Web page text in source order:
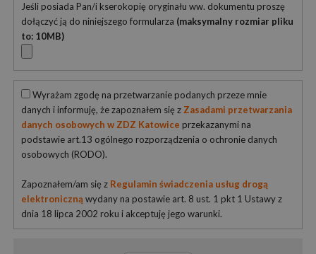
Jeśli posiada Pan/i kserokopię oryginału ww. dokumentu proszę
dołączyć ją do niniejszego formularza (maksymalny rozmiar pliku
to: 10MB)
Wyrażam zgodę na przetwarzanie podanych przeze mnie
danych i informuję, że zapoznałem się zZasadami przetwarzania
danych osobowych w ZDZ Katowice przekazanymi na
podstawie art.13 ogólnego rozporządzenia o ochronie danych
osobowych (RODO).
Zapoznałem/am się z Regulamin świadczenia usług drogą
elektroniczną wydany na postawie art. 8 ust. 1 pkt 1 Ustawy z
dnia 18 lipca 2002 roku i akceptuję jego warunki.